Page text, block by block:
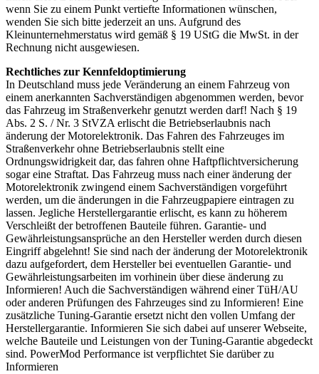
wenn Sie zu einem Punkt vertiefte Informationen wünschen,
wenden Sie sich bitte jederzeit an uns. Aufgrund des
Kleinunternehmerstatus wird gemäß § 19 UStG die MwSt. in der
Rechnung nicht ausgewiesen.
Rechtliches zur Kennfeldoptimierung
In Deutschland muss jede Veränderung an einem Fahrzeug von
einem anerkannten Sachverständigen abgenommen werden, bevor
das Fahrzeug im Straßenverkehr genutzt werden darf! Nach § 19
Abs. 2 S. / Nr. 3 StVZA erlischt die Betriebserlaubnis nach
änderung der Motorelektronik. Das Fahren des Fahrzeuges im
Straßenverkehr ohne Betriebserlaubnis stellt eine
Ordnungswidrigkeit dar, das fahren ohne Haftpflichtversicherung
sogar eine Straftat. Das Fahrzeug muss nach einer änderung der
Motorelektronik zwingend einem Sachverständigen vorgeführt
werden, um die änderungen in die Fahrzeugpapiere eintragen zu
lassen. Jegliche Herstellergarantie erlischt, es kann zu höherem
Verschleißt der betroffenen Bauteile führen. Garantie- und
Gewährleistungsansprüche an den Hersteller werden durch diesen
Eingriff abgelehnt! Sie sind nach der änderung der Motorelektronik
dazu aufgefordert, dem Hersteller bei eventuellen Garantie- und
Gewährleistungsarbeiten im vorhinein über diese änderung zu
Informieren! Auch die Sachverständigen während einer TüH/AU
oder anderen Prüfungen des Fahrzeuges sind zu Informieren! Eine
zusätzliche Tuning-Garantie ersetzt nicht den vollen Umfang der
Herstellergarantie. Informieren Sie sich dabei auf unserer Webseite,
welche Bauteile und Leistungen von der Tuning-Garantie abgedeckt
sind. PowerMod Performance ist verpflichtet Sie darüber zu
Informieren